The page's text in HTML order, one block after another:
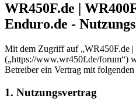
WR450F.de |
Enduro.de -
Mit dem Zugriff auf „WR450F.de
(„https://www.wr450f.de/forum“)
Betreiber ein Vertrag mit folgenden
1. Nutzungsvertrag